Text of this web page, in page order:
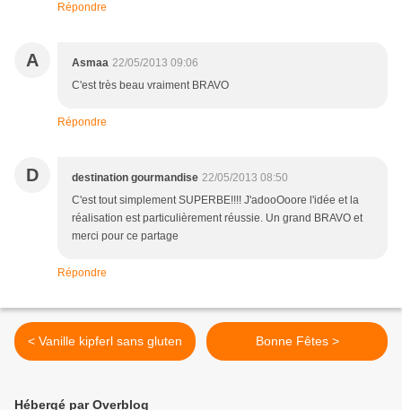
Répondre
A Asmaa 22/05/2013 09:06
C'est très beau vraiment BRAVO
Répondre
D destination gourmandise 22/05/2013 08:50
C'est tout simplement SUPERBE!!!! J'adooOoore l'idée et la
réalisation est particulièrement réussie. Un grand BRAVO et
merci pour ce partage
Répondre
< Vanille kipferl sans gluten Bonne Fêtes >
Hébergé par Overblog